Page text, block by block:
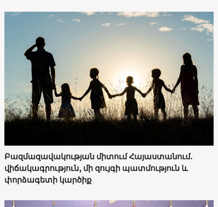
Բազմազավակության միտում Հայաստանում.
վիճակագրություն, մի զույգի պատմություն և
փորձագետի կարծիք